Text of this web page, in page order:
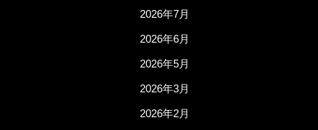
2026年7月
2026年6月
2026年5月
2026年3月
2026年2月